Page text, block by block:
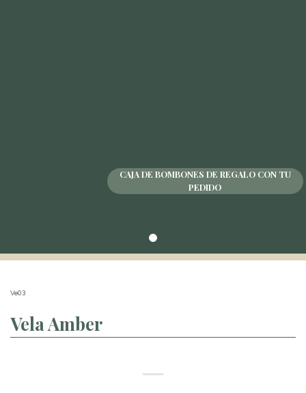
CAJA DE BOMBONES DE REGALO CON TU
PEDIDO
Ve03
Vela Amber